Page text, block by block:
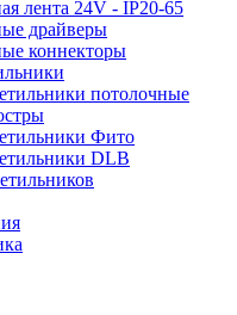
лента 24V - IP20-65
драйверы
коннекторы
потолочные
Фито
DLB